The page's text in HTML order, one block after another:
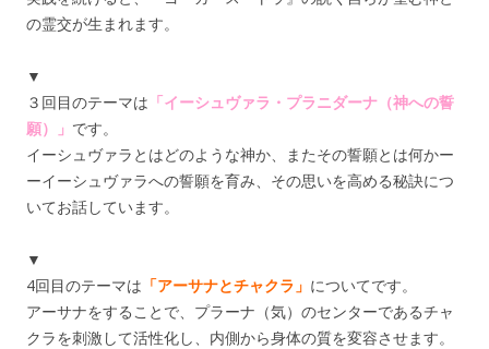
の霊交が生まれます。
▼
３回目のテーマは 「イーシュヴァラ・プラニダーナ（神への誓
願）」 です。
イーシュヴァラとはどのような神か、またその誓願とは何かー
ーイーシュヴァラへの誓願を育み、その思いを高める秘訣につ
いてお話しています。
▼
4回目のテーマは 「アーサナとチャクラ」 についてです。
アーサナをすることで、プラーナ（気）のセンターであるチャ
クラを刺激して活性化し、内側から身体の質を変容させます。